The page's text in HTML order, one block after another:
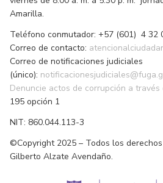
Amarilla.
Teléfono conmutador: +57 (601) 4 32
Correo de contacto:
Correo de notificaciones judiciales
(único):
Denuncie actos de corrupción a
195 opción 1
NIT: 860.044.113-3
©Copyright 2025 – Todos los
Gilberto Alzate Avendaño.